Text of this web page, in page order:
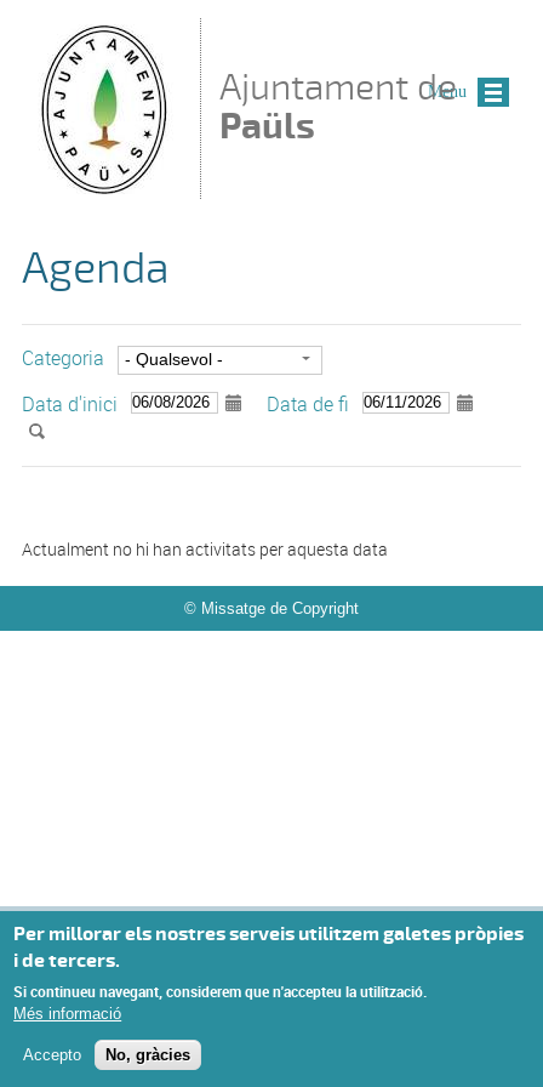
Ajuntament de
Paüls
Agenda
Categoria
Data d'inici
Data de fi
Actualment no hi han activitats per aquesta data
© Missatge de Copyright
Menu
Per millorar els nostres serveis utilitzem galetes pròpies
i de tercers.
Si continueu navegant, considerem que n'accepteu la utilització.
Més informació
Accepto No, gràcies